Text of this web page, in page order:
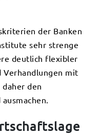
der Banken
sehr strenge
deutlich flexibler
Verhandlungen mit
den